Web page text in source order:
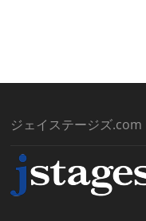
ジェイステージズ.com